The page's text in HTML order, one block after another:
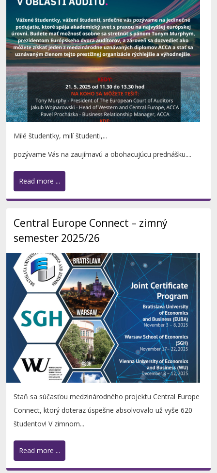
Milé študentky, milí študenti,...
pozývame Vás na zaujímavú a obohacujúcu prednášku....
Read more ...
Central Europe Connect – zimný
semester 2025/26
Staň sa súčasťou medzinárodného projektu Central Europe
Connect, ktorý doteraz úspešne absolvovalo už vyše 620
študentov! V zimnom...
Read more ...